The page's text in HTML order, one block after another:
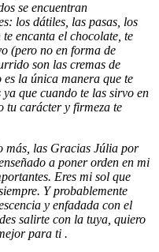
se encuentran
los dátiles, las pasas, los
encanta el chocolate, te
(pero no en forma de
son las cremas de
la única manera que te
que cuando te las sirvo en
tu carácter y firmeza te
más, las Gracias Júlia por
a poner orden en mi
Eres mi sol que
Y probablemente
y enfadada con el
salirte con la tuya, quiero
para ti .